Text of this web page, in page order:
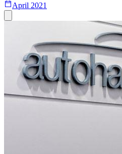
April 2021